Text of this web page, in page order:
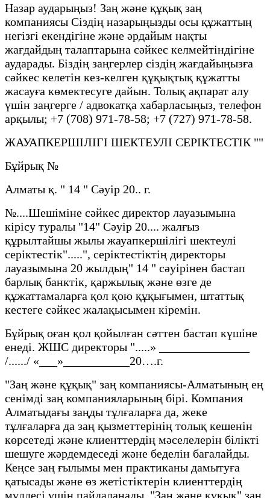
Назар аударыңыз! Заң және құқық заң
компаниясы Сіздің назарыңызды осы құжаттың
негізгі екендігіне және әрдайым нақты
жағдайдың талаптарына сәйкес келмейтіндігіне
аударады. Біздің заңгерлер сіздің жағдайыңызға
сәйкес келетін кез-келген құқықтық құжатты
жасауға көмектесуге дайын. Толық ақпарат алу
үшін заңгерге / адвокатқа хабарласыңыз, телефон
арқылы; +7 (708) 971-78-58; +7 (727) 971-78-58.
ЖАУАПКЕРШІЛІГІ ШЕКТЕУЛІ СЕРІКТЕСТІК ""
Бұйрық №
Алматы қ. " 14 " Сәуір 20.. г.
№....Шешіміне сәйкес директор лауазымына
кірісу туралы "14" Сәуір 20.... жалғыз
құрылтайшы жылы жауапкершілігі шектеулі
серіктестік".....", серіктестіктің директоры
лауазымына 20 жылдың" 14 " сәуірінен бастап
барлық банктік, қаржылық және өзге де
құжаттамаларға қол қою құқығымен, штаттық
кестеге сәйкес жалақысымен кіремін.
Бұйрық оған қол қойылған сәттен бастап күшіне
енеді. ЖШС директоры ".....» _______________
/....../ «___»___________20….г.
"Заң және құқық" заң компаниясы-Алматының ең
сенімді заң компанияларының бірі. Компания
Алматыдағы заңды тұлғаларға да, жеке
тұлғаларға да заң қызметтерінің толық кешенін
көрсетеді және клиенттердің мәселелерін білікті
шешуге жәрдемдеседі және беделін бағалайды.
Кеңсе заң ғылымы мен практиканы дамытуға
қатысады және өз жетістіктерін клиенттердің
мүддесі үшін пайдаланады. "Заң және құқық" заң